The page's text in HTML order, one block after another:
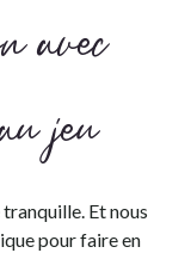
avec
jeu
tranquille. Et nous
pour faire en